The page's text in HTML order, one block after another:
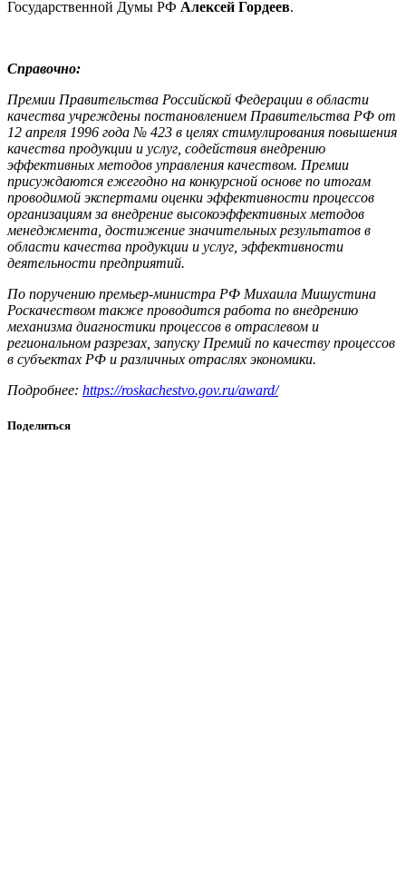
Государственной Думы РФ Алексей Гордеев.
Справочно:
Премии Правительства Российской Федерации в области
качества учреждены постановлением Правительства РФ от
12 апреля 1996 года № 423 в целях стимулирования повышения
качества продукции и услуг, содействия внедрению
эффективных методов управления качеством. Премии
присуждаются ежегодно на конкурсной основе по итогам
проводимой экспертами оценки эффективности процессов
организациям за внедрение высокоэффективных методов
менеджмента, достижение значительных результатов в
области качества продукции и услуг, эффективности
деятельности предприятий.
По поручению премьер-министра РФ Михаила Мишустина
Роскачеством также проводится работа по внедрению
механизма диагностики процессов в отраслевом и
региональном разрезах, запуску Премий по качеству процессов
в субъектах РФ и различных отраслях экономики.
Подробнее: https://roskachestvo.gov.ru/award/
Поделиться